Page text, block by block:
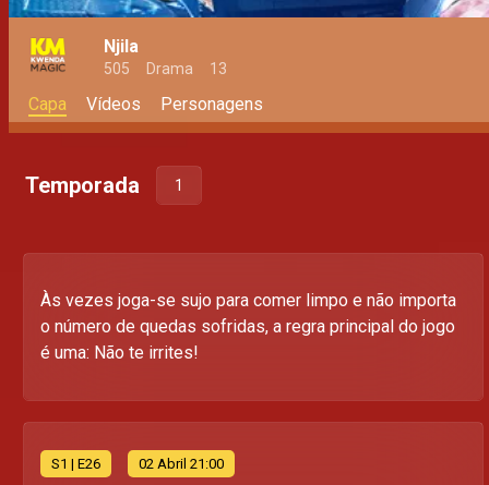
Njila
505 Drama 13
Capa Vídeos Personagens
Temporada 1
Às vezes joga-se sujo para comer limpo e não importa
o número de quedas sofridas, a regra principal do jogo
é uma: Não te irrites!
S1 | E26 02 Abril 21:00